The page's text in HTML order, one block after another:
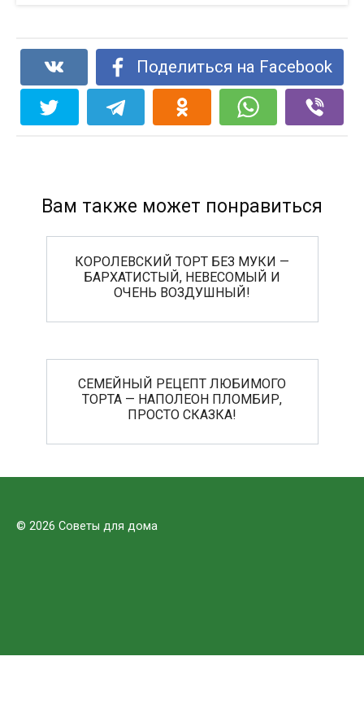
Поделиться на Facebook
Вам также может понравиться
КОРОЛЕВСКИЙ ТОРТ БЕЗ МУКИ —
БАРХАТИСТЫЙ, НЕВЕСОМЫЙ И
ОЧЕНЬ ВОЗДУШНЫЙ!
СЕМЕЙНЫЙ РЕЦЕПТ ЛЮБИМОГО
ТОРТА — НАПОЛЕОН ПЛОМБИР,
ПРОСТО СКАЗКА!
© 2026 Советы для дома